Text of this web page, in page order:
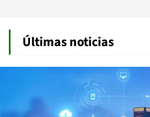
Últimas noticias